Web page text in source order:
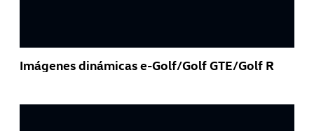
Imágenes dinámicas e-Golf/Golf GTE/Golf R